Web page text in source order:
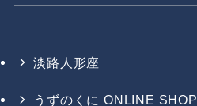
淡路人形座
うずのくに ONLINE SHOP